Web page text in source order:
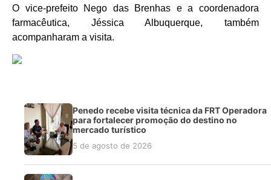
O vice-prefeito Nego das Brenhas e a coordenadora
farmacêutica, Jéssica Albuquerque, também
acompanharam a visita.
Penedo recebe visita técnica da FRT Operadora
para fortalecer promoção do destino no
mercado turístico
5 de agosto de 2026